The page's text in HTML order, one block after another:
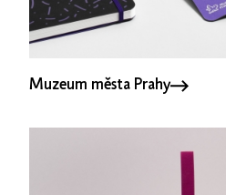
Muzeum města Prahy